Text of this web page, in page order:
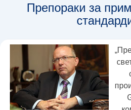
Препораки за